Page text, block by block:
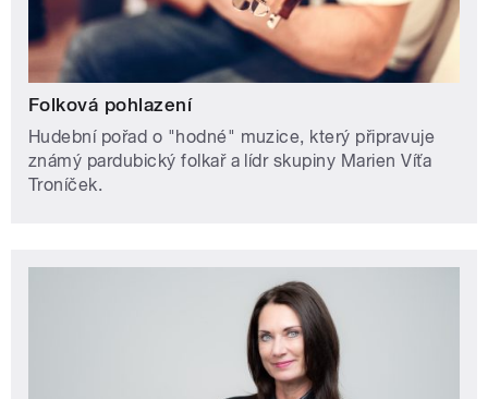
Folková pohlazení
Hudební pořad o "hodné" muzice, který připravuje
známý pardubický folkař a lídr skupiny Marien Víťa
Troníček.